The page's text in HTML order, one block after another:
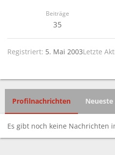
Beiträge
35
Registriert 5. Mai 2003Letzte
Profilnachrichten
Es gibt noch keine Nachrichten